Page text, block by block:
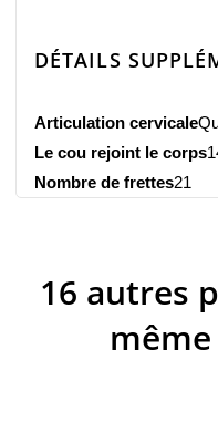
DÉTAILS
Articulation cervicale
Le cou rejoint le corps
Nombre de frettes21
16 autres